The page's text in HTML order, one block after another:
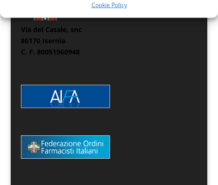
Cookie Policy
Via del Casale, snc
86170 Isernia
C. F. 80051960948